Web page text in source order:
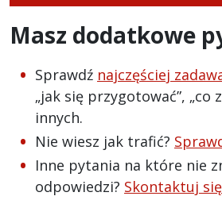
Masz dodatkowe
Sprawdź najczęściej
„jak się przygotować”, „co
innych.
Nie wiesz jak trafić?
Inne pytania na które nie
odpowiedzi? Skontaktuj